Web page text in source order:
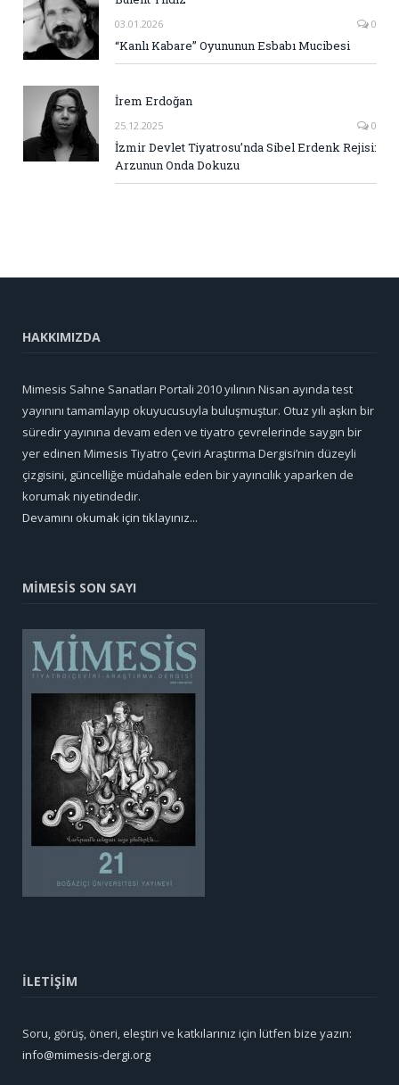
03.01.2026 0
“Kanlı Kabare” Oyununun Esbabı Mucibesi
İrem Erdoğan
25.12.2025 0
İzmir Devlet Tiyatrosu’nda Sibel Erdenk Rejisi:
Arzunun Onda Dokuzu
HAKKIMIZDA
Mimesis Sahne Sanatları Portali 2010 yılının Nisan ayında test
yayınını tamamlayıp okuyucusuyla buluşmuştur. Otuz yılı aşkın bir
süredir yayınına devam eden ve tiyatro çevrelerinde saygın bir
yer edinen Mimesis Tiyatro Çeviri Araştırma Dergisi’nin düzeyli
çizgisini, güncelliğe müdahale eden bir yayıncılık yaparken de
korumak niyetindedir.
Devamını okumak için tıklayınız...
MİMESİS SON SAYI
İLETİŞİM
Soru, görüş, öneri, eleştiri ve katkılarınız için lütfen bize yazın:
info@mimesis-dergi.org